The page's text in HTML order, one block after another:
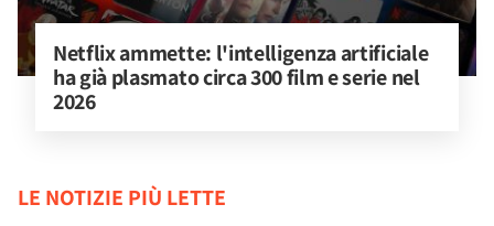
Netflix ammette: l'intelligenza artificiale
ha già plasmato circa 300 film e serie nel
2026
LE NOTIZIE PIÙ LETTE